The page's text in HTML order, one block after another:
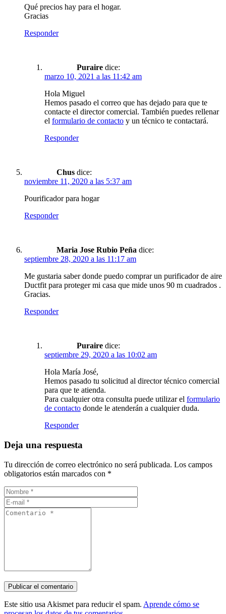
Qué precios hay para el hogar.
Gracias
Responder
Puraire dice:
marzo 10, 2021 a las 11:42 am
Hola Miguel
Hemos pasado el correo que has dejado para que te
contacte el director comercial. También puedes rellenar
el formulario de contacto y un técnico te contactará.
Responder
Chus dice:
noviembre 11, 2020 a las 5:37 am
Pourificador para hogar
Responder
Maria Jose Rubio Peña dice:
septiembre 28, 2020 a las 11:17 am
Me gustaria saber donde puedo comprar un purificador de aire
Ductfit para proteger mi casa que mide unos 90 m cuadrados .
Gracias.
Responder
Puraire dice:
septiembre 29, 2020 a las 10:02 am
Hola María José,
Hemos pasado tu solicitud al director técnico comercial
para que te atienda.
Para cualquier otra consulta puede utilizar el formulario
de contacto donde le atenderán a cualquier duda.
Responder
Deja una respuesta
Tu dirección de correo electrónico no será publicada. Los campos
obligatorios están marcados con *
Este sitio usa Akismet para reducir el spam. Aprende cómo se